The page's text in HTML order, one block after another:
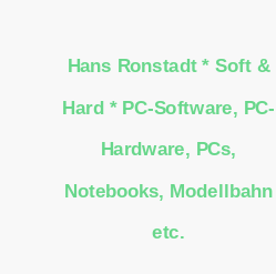
Hans Ronstadt * Soft &
Hard * PC-Software, PC-
Hardware, PCs,
Notebooks, Modellbahn
etc.